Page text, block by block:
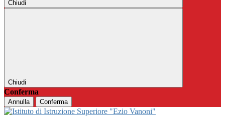
Chiudi
Chiudi
Conferma
Annulla Conferma